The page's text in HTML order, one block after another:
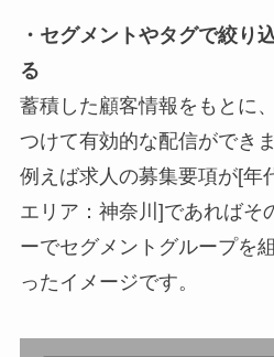
・セグメントやタグで絞り
る
蓄積した顧客情報をもとに
つけて有効的な配信ができま
例えば求人の募集要項が[年
エリア：神奈川]であればそ
ーでセグメントグループを
ったイメージです。